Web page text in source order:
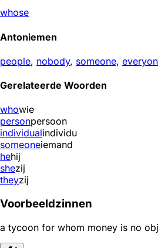
whose
Antoniemen
people, nobody, someone,
Gerelateerde Woorden
whowie
personpersoon
individualindividu
someoneiemand
hehij
shezij
theyzij
Voorbeeldzinnen
a tycoon for whom money is no